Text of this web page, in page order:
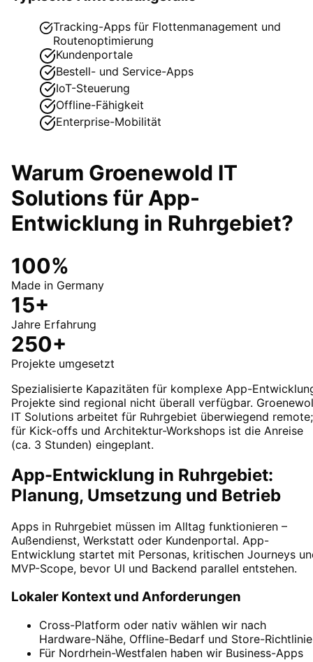
Tracking-Apps für Flottenmanagement und
Routenoptimierung
Kundenportale
Bestell- und Service-Apps
IoT-Steuerung
Offline-Fähigkeit
Enterprise-Mobilität
Warum Groenewold IT
Solutions für App-
Entwicklung in Ruhrgebiet?
100%
Made in Germany
15+
Jahre Erfahrung
250+
Projekte umgesetzt
Spezialisierte Kapazitäten für komplexe App-
Projekte sind regional nicht überall verfügbar.
IT Solutions arbeitet für Ruhrgebiet überwiegend remote;
für Kick-offs und Architektur-Workshops ist die Anreise
(ca. 3 Stunden) eingeplant.
App-Entwicklung in Ruhrgebiet:
Planung, Umsetzung und Betrieb
Apps in Ruhrgebiet müssen im Alltag funktionieren –
Außendienst, Werkstatt oder Kundenportal. App-
Entwicklung startet mit Personas, kritischen Journeys
MVP-Scope, bevor UI und Backend parallel entstehen.
Lokaler Kontext und Anforderungen
Cross-Platform oder nativ wählen wir nach
Hardware-Nähe, Offline-Bedarf und Store-
Für Nordrhein-Westfalen haben wir Business-Apps